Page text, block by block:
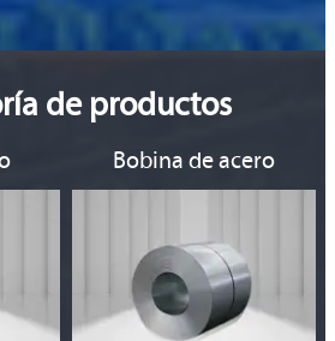
de productos
Bobina de acero